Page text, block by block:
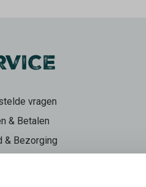
vragen
& Betalen
& Bezorging